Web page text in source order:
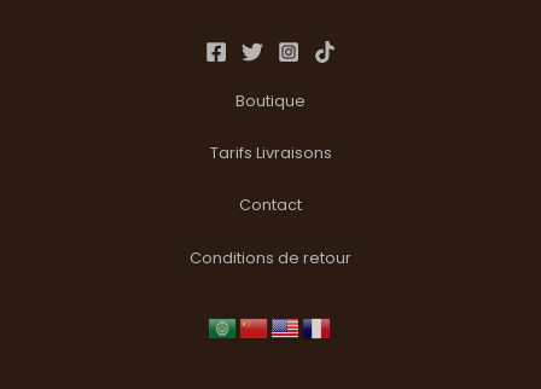
Boutique
Tarifs Livraisons
Contact
Conditions de retour